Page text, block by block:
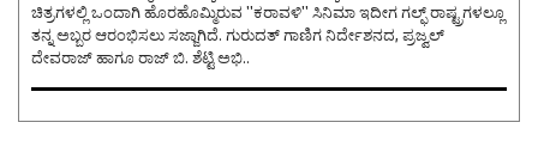
ಚಿತ್ರಗಳಲ್ಲಿ ಒಂದಾಗಿ ಹೊರಹೊಮ್ಮಿರುವ ''ಕರಾವಳಿ'' ಸಿನಿಮಾ ಇದೀಗ ಗಲ್ಫ್‌ ರಾಷ್ಟ್ರಗಳಲ್ಲೂ
ತನ್ನ ಅಬ್ಬರ ಆರಂಭಿಸಲು ಸಜ್ಜಾಗಿದೆ. ಗುರುದತ್ ಗಾಣಿಗ ನಿರ್ದೇಶನದ, ಪ್ರಜ್ವಲ್
ದೇವರಾಜ್ ಹಾಗೂ ರಾಜ್ ಬಿ. ಶೆಟ್ಟಿ ಅಭಿ..